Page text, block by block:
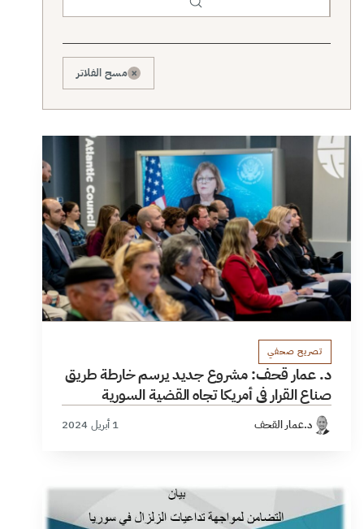
× مسح الفلاتر
تصريح صحفي
د. عمار قحف: مشروع جديد يرسم خارطة طريق
صناع القرار في أمريكا تجاه القضية السورية
د.عمار القحف 1 أبريل 2024